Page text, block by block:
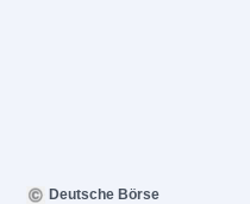
Deutsche Börse